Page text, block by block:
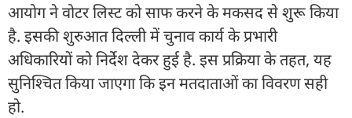
आयोग ने वोटर लिस्ट को साफ करने के मकसद से शुरू किया
है. इसकी शुरुआत दिल्ली में चुनाव कार्य के प्रभारी
अधिकारियों को निर्देश देकर हुई है. इस प्रक्रिया के तहत, यह
सुनिश्चित किया जाएगा कि इन मतदाताओं का विवरण सही
हो.